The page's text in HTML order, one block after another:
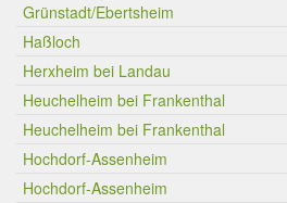
Grünstadt/Ebertsheim
Haßloch
Herxheim bei Landau
Heuchelheim bei Frankenthal
Heuchelheim bei Frankenthal
Hochdorf-Assenheim
Hochdorf-Assenheim